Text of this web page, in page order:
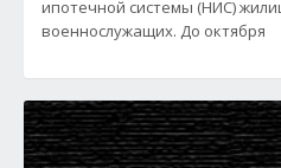
ипотечной системы (НИС)
военнослужащих. До октября